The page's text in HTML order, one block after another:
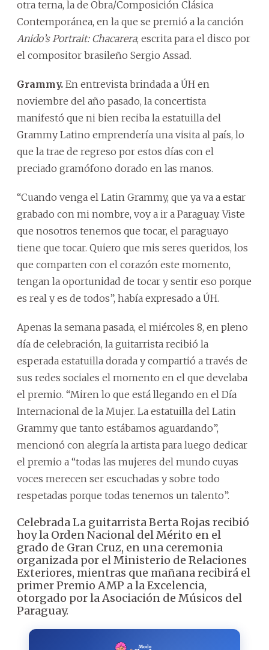
otra terna, la de Obra/Composición Clásica
Contemporánea, en la que se premió a la canción
Anido’s Portrait: Chacarera, escrita para el disco por
el compositor brasileño Sergio Assad.
Grammy. En entrevista brindada a ÚH en
noviembre del año pasado, la concertista
manifestó que ni bien reciba la estatuilla del
Grammy Latino emprendería una visita al país, lo
que la trae de regreso por estos días con el
preciado gramófono dorado en las manos.
“Cuando venga el Latin Grammy, que ya va a estar
grabado con mi nombre, voy a ir a Paraguay. Viste
que nosotros tenemos que tocar, el paraguayo
tiene que tocar. Quiero que mis seres queridos, los
que comparten con el corazón este momento,
tengan la oportunidad de tocar y sentir eso porque
es real y es de todos”, había expresado a ÚH.
Apenas la semana pasada, el miércoles 8, en pleno
día de celebración, la guitarrista recibió la
esperada estatuilla dorada y compartió a través de
sus redes sociales el momento en el que develaba
el premio. “Miren lo que está llegando en el Día
Internacional de la Mujer. La estatuilla del Latin
Grammy que tanto estábamos aguardando”,
mencionó con alegría la artista para luego dedicar
el premio a “todas las mujeres del mundo cuyas
voces merecen ser escuchadas y sobre todo
respetadas porque todas tenemos un talento”.
Celebrada La guitarrista Berta Rojas recibió
hoy la Orden Nacional del Mérito en el
grado de Gran Cruz, en una ceremonia
organizada por el Ministerio de Relaciones
Exteriores, mientras que mañana recibirá el
primer Premio AMP a la Excelencia,
otorgado por la Asociación de Músicos del
Paraguay.